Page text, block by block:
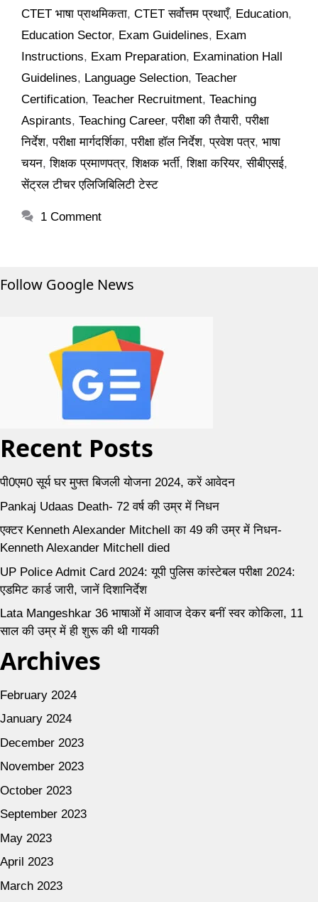
CTET भाषा प्राथमिकता, CTET सर्वोत्तम प्रथाएँ, Education,
Education Sector, Exam Guidelines, Exam
Instructions, Exam Preparation, Examination Hall
Guidelines, Language Selection, Teacher
Certification, Teacher Recruitment, Teaching
Aspirants, Teaching Career,परीक्षा की तैयारी,परीक्षा
निर्देश,परीक्षा मार्गदर्शिका,परीक्षा हॉल निर्देश,प्रवेश पत्र, भाषा
चयन,शिक्षक प्रमाणपत्र,शिक्षक भर्ती,शिक्षा करियर,सीबीएसई,
सेंट्रल टीचर एलिजिबिलिटी टेस्ट
1 Comment
Follow Google News
Recent Posts
पी0एम0 सूर्य घर मुफ्त बिजली योजना 2024, करें आवेदन
Pankaj Udaas Death- 72 वर्ष की उम्र में निधन
एक्टर Kenneth Alexander Mitchell का 49 की उम्र में निधन-
Kenneth Alexander Mitchell died
UP Police Admit Card 2024: यूपी पुलिस कांस्टेबल परीक्षा 2024:
एडमिट कार्ड जारी, जानें दिशानिर्देश
Lata Mangeshkar 36 भाषाओं में आवाज देकर बनीं स्वर कोकिला, 11
साल की उम्र में ही शुरू की थी गायकी
Archives
February 2024
January 2024
December 2023
November 2023
October 2023
September 2023
May 2023
April 2023
March 2023